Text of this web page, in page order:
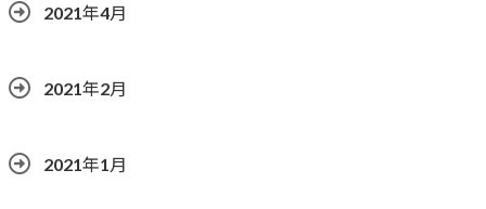
2021年4月
2021年2月
2021年1月